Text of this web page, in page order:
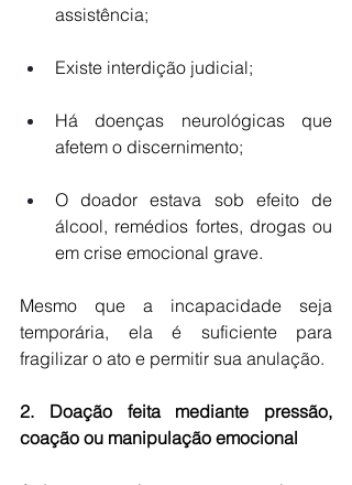
assistência;
Existe interdição judicial;
Há doenças neurológicas que
afetem o discernimento;
O doador estava sob efeito de
álcool, remédios fortes, drogas ou
em crise emocional grave.
Mesmo que a incapacidade seja
temporária, ela é suficiente para
fragilizar o ato e permitir sua anulação.
2. Doação feita mediante pressão,
coação ou manipulação emocional